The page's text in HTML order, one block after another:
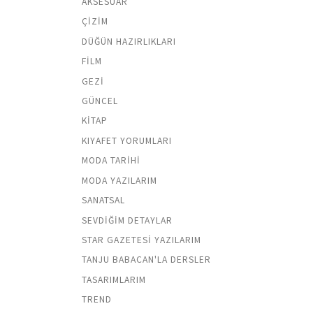
ÇIZIM
DÜĞÜN HAZIRLIKLARI
FILM
GEZI
GÜNCEL
KITAP
KIYAFET YORUMLARI
MODA TARIHI
MODA YAZILARIM
SANATSAL
SEVDIĞIM DETAYLAR
STAR GAZETESI YAZILARIM
TANJU BABACAN'LA DERSLER
TASARIMLARIM
TREND